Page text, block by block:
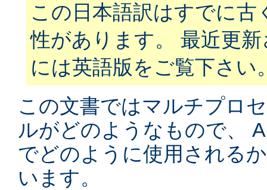
この日本語訳はすでに古
性があります。 最近更
には英語版をご覧下さい
この文書ではマルチプロ
ルがどのようなもので、
でどのように使用される
います。